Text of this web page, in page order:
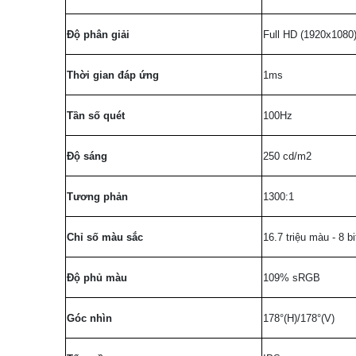
Độ phân giải Full HD (1920x1080)
Thời gian đáp ứng 1ms
Tần số quét 100Hz
Độ sáng 250 cd/m2
Tương phản 1300:1
Chỉ số màu sắc 16.7 triệu màu - 8
Độ phủ màu 109% sRGB
Góc nhìn 178°(H)/178°(V)